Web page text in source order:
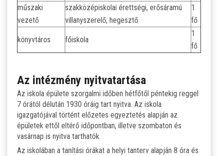
műszaki
vezető
szakközépiskolai érettségi, erősáramú
villanyszerelő, hegesztő
1
fő
könyvtáros főiskola
1
fő
Az intézmény nyitvatartása
Az iskola épülete szorgalmi időben hétfőtől péntekig reggel
7 órától délután 1930 óráig tart nyitva. Az iskola
igazgatójával történt előzetes egyeztetés alapján az
épületek ettől eltérő időpontban, illetve szombaton és
vasárnap is nyitva tarthatók.
Az iskolában a tanítási órákat a helyi tanterv alapján 8 óra és